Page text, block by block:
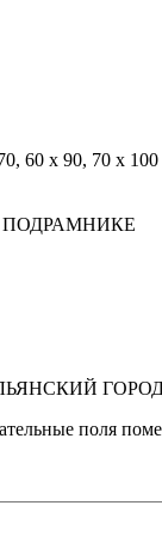
60 х 90, 70 х 100
поля